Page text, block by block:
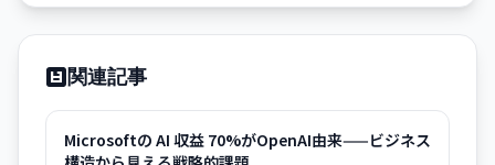
関連記事
Microsoftの AI 収益 70%がOpenAI由来——ビジネス